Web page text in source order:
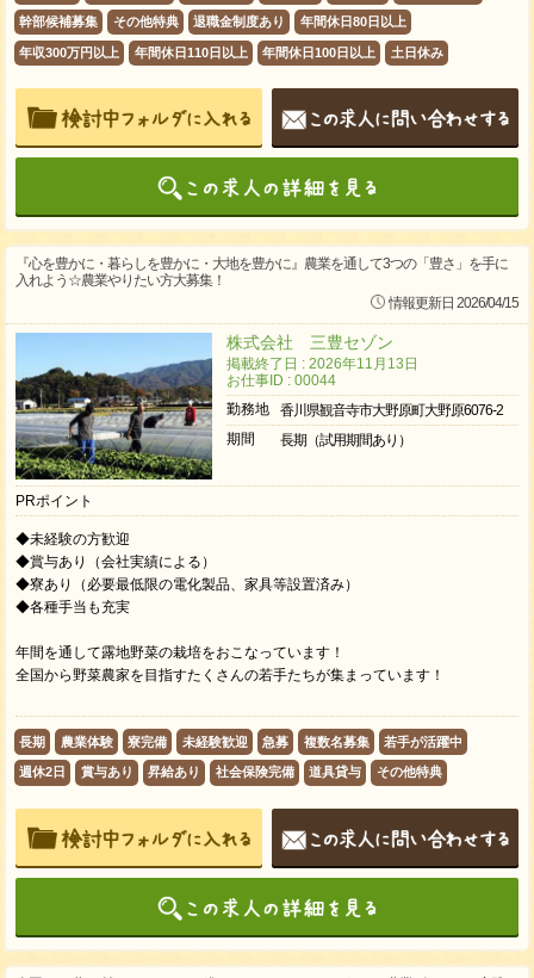
幹部候補募集 その他特典 退職金制度あり 年間休日80日以上
年収300万円以上 年間休日110日以上 年間休日100日以上 土日休み
『心を豊かに・暮らしを豊かに・大地を豊かに』農業を通して3つの「豊さ」を手に
入れよう☆農業やりたい方大募集！
情報更新日 2026/04/15
株式会社 三豊セゾン
掲載終了日 : 2026年11月13日
お仕事ID : 00044
勤務地
香川県観音寺市大野原町大野原6076-2
期間
長期（試用期間あり）
PRポイント
◆未経験の方歓迎
◆賞与あり（会社実績による）
◆寮あり（必要最低限の電化製品、家具等設置済み）
◆各種手当も充実
年間を通して露地野菜の栽培をおこなっています！
全国から野菜農家を目指すたくさんの若手たちが集まっています！
長期 農業体験 寮完備 未経験歓迎 急募 複数名募集 若手が活躍中
週休2日 賞与あり 昇給あり 社会保険完備 道具貸与 その他特典